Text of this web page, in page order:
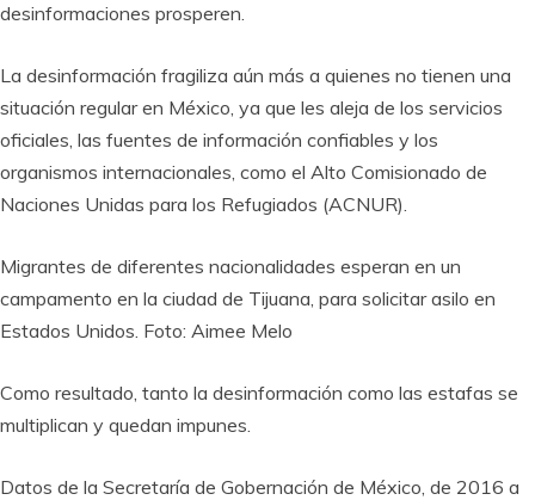
desinformaciones prosperen.
La desinformación fragiliza aún más a quienes no tienen una
situación regular en México, ya que les aleja de los servicios
oficiales, las fuentes de información confiables y los
organismos internacionales, como el Alto Comisionado de
Naciones Unidas para los Refugiados (ACNUR).
Migrantes de diferentes nacionalidades esperan en un
campamento en la ciudad de Tijuana, para solicitar asilo en
Estados Unidos. Foto: Aimee Melo
Como resultado, tanto la desinformación como las estafas se
multiplican y quedan impunes.
Datos de la Secretaría de Gobernación de México, de 2016 a